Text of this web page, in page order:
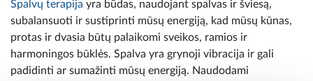
Spalvų terapija yra būdas, naudojant spalvas ir šviesą,
subalansuoti ir sustiprinti mūsų energiją, kad mūsų kūnas,
protas ir dvasia būtų palaikomi sveikos, ramios ir
harmoningos būklės. Spalva yra grynoji vibracija ir gali
padidinti ar sumažinti mūsų energiją. Naudodami